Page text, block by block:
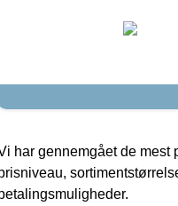
har gennemgået de mest
betalingsmuligheder.